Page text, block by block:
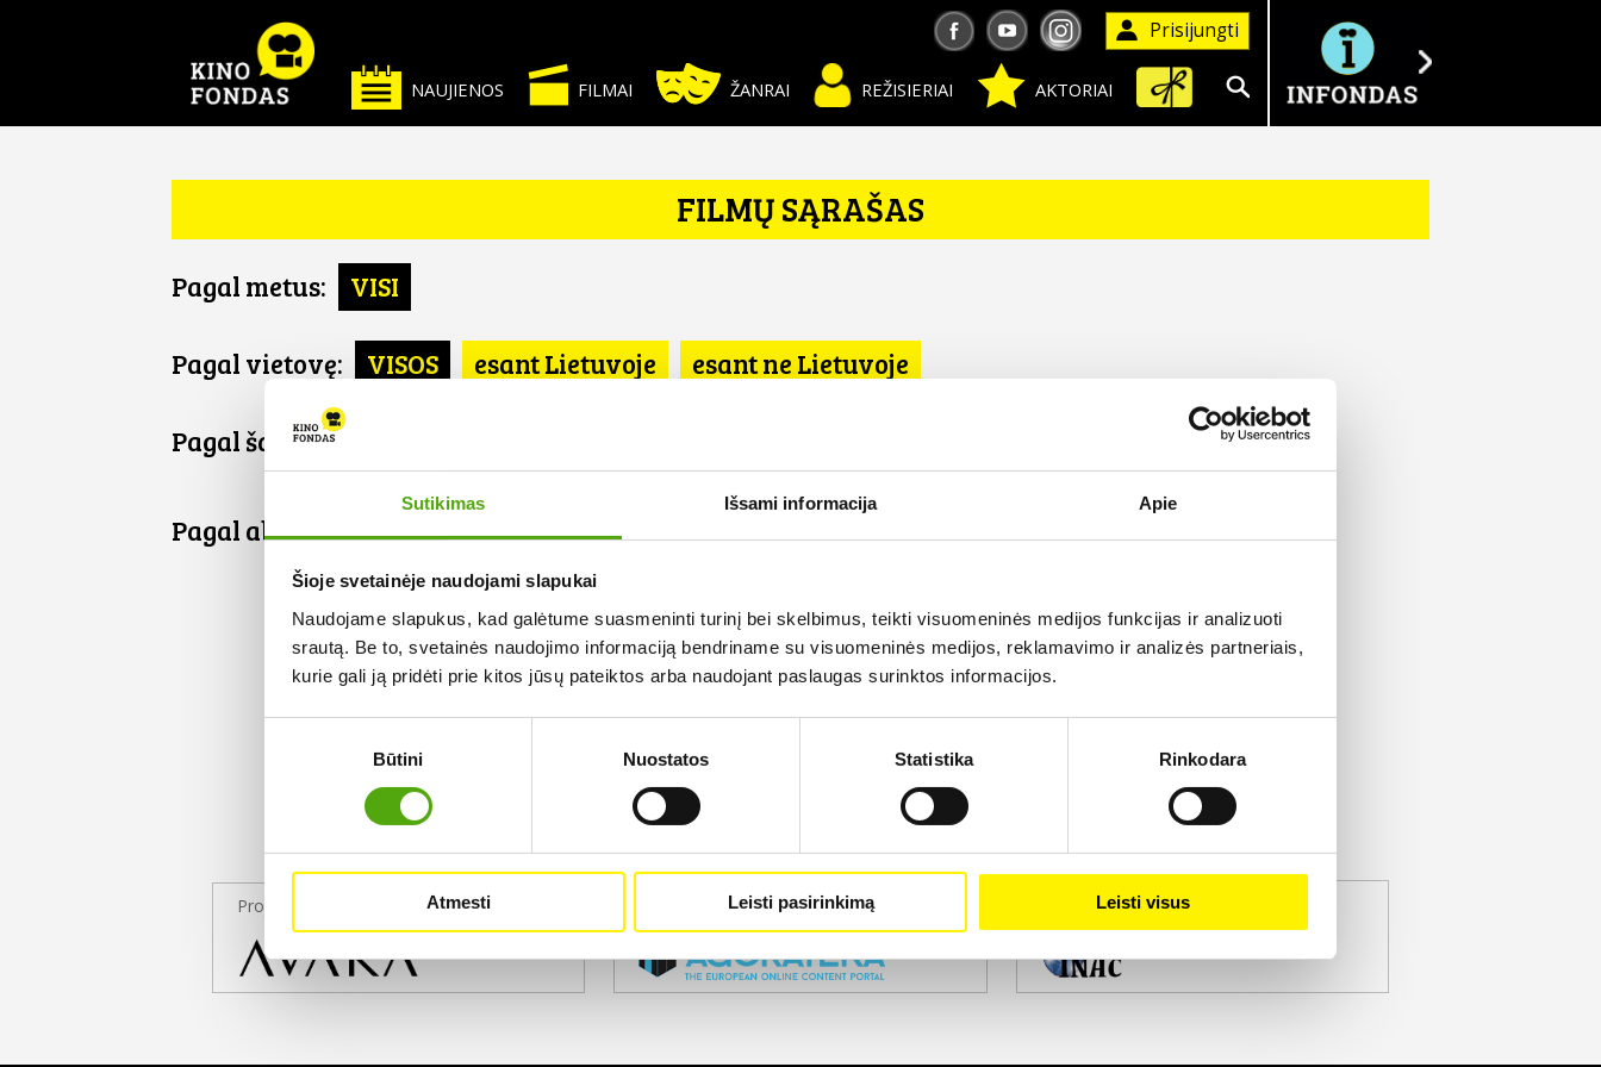
Sutikimas Išsami informacija Apie
Šioje svetainėje naudojami slapukai
Naudojame slapukus, kad galėtume suasmeninti turinį bei skelbimus, teikti visuomeninės medijos funkcijas ir analizuoti
srautą. Be to, svetainės naudojimo informaciją bendriname su visuomeninės medijos, reklamavimo ir analizės partneriais,
kurie gali ją pridėti prie kitos jūsų pateiktos arba naudojant paslaugas surinktos informacijos.
Būtini Nuostatos Statistika Rinkodara
Atmesti Leisti pasirinkimą Leisti visus
Prisijungti
AKTORIAI
REŽISIERIAI
ŽANRAI
FILMAI
NAUJIENOS
Ieškoti
FILMŲ SĄRAŠAS
Pagal metus: VISI
Pagal vietovę: VISOS esant Lietuvoje esant ne Lietuvoje
Pagal šalį: VISOS
Pagal abėcėlę:
Projekto partneris Projekto partneris Projekto partneris